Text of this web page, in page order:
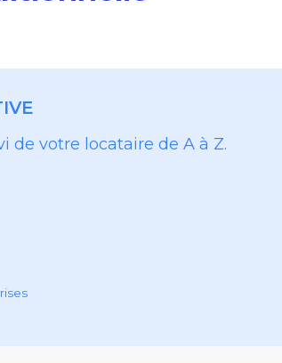
de votre locataire de A à Z.